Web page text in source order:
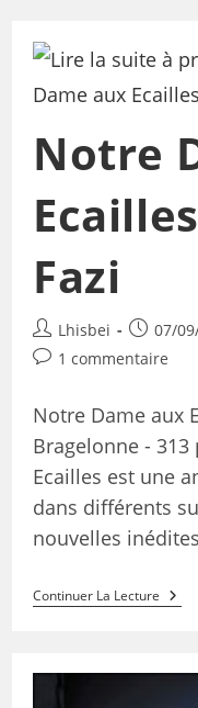
Notre
Fazi
Lhisbei 07/
1 commentaire
Notre Dame aux
Bragelonne -
Ecailles est une
dans différents
nouvelles
Continuer La Lecture